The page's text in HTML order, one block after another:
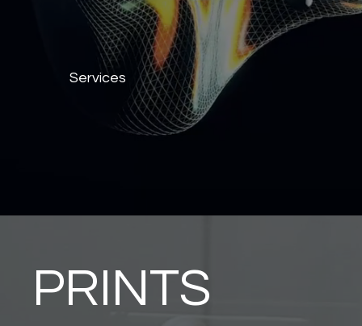
Services
PRINTS